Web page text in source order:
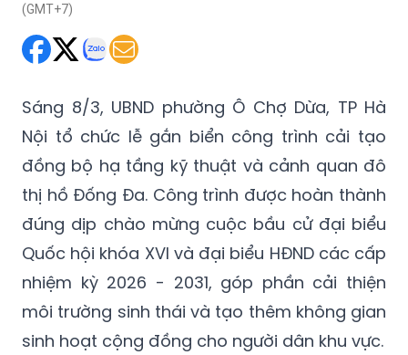
(GMT+7)
Sáng 8/3, UBND phường Ô Chợ Dừa, TP Hà
Nội tổ chức lễ gắn biển công trình cải tạo
đồng bộ hạ tầng kỹ thuật và cảnh quan đô
thị hồ Đống Đa. Công trình được hoàn thành
đúng dịp chào mừng cuộc bầu cử đại biểu
Quốc hội khóa XVI và đại biểu HĐND các cấp
nhiệm kỳ 2026 - 2031, góp phần cải thiện
môi trường sinh thái và tạo thêm không gian
sinh hoạt cộng đồng cho người dân khu vực.